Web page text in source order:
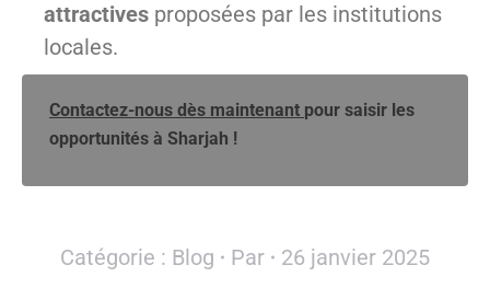
attractives proposées par les institutions
locales.
Contactez-nous dès maintenant pour saisir les
opportunités à Sharjah !
Catégorie : Blog Par 26 janvier 2025